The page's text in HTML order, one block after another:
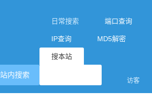
日常搜索 端口查询
IP查询 MD5解密
搜本站
访客
站内搜索